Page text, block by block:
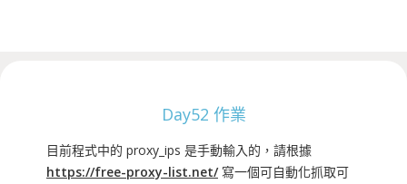
Day52 作業
目前程式中的 proxy_ips 是手動輸入的，請根據
https://free-proxy-list.net/ 寫一個可自動化抓取可